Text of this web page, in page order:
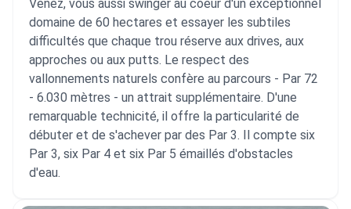
Venez, vous aussi swinger au coeur d'un exceptionnel
domaine de 60 hectares et essayer les subtiles
difficultés que chaque trou réserve aux drives, aux
approches ou aux putts. Le respect des
vallonnements naturels confère au parcours - Par 72
- 6.030 mètres - un attrait supplémentaire. D'une
remarquable technicité, il offre la particularité de
débuter et de s'achever par des Par 3. Il compte six
Par 3, six Par 4 et six Par 5 émaillés d'obstacles
d'eau.